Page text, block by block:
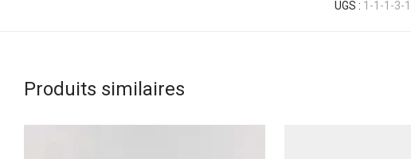
UGS : 1-1-1-3-
Produits similaires